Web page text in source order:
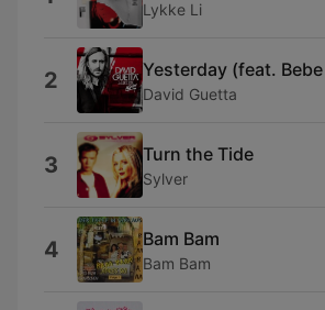
Lykke Li
2 Yesterday (feat. Bebe
David Guetta
3 Turn the Tide
Sylver
4 Bam Bam
Bam Bam